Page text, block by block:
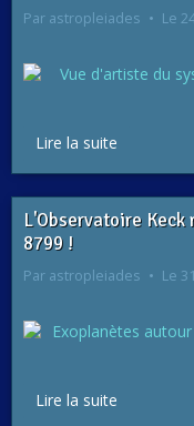
Par astropleiades Le
Lire la suite
L'Observatoire
8799 !
Par astropleiades Le
Lire la suite